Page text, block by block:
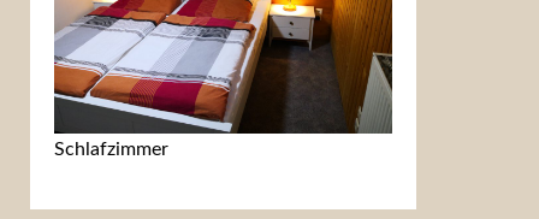
Schlafzimmer